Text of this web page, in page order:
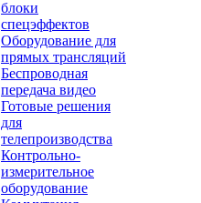
блоки
спецэффектов
Оборудование для
прямых трансляций
Беспроводная
передача видео
Готовые решения
для
телепроизводства
Контрольно-
измерительное
оборудование